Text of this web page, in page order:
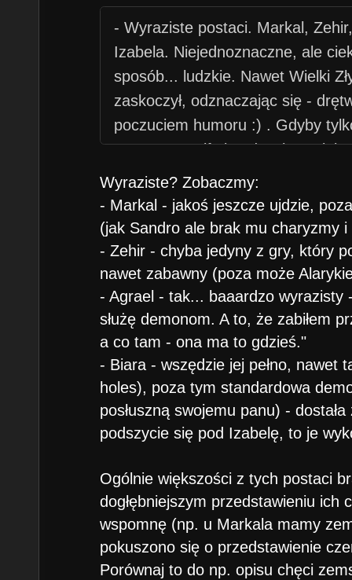
- Wyraziste postaci. Markal,
Izabela. Niejednoznaczne, ale
sposób... ludzkie. Nawet Wielki
zaskoczył, odznaczając się -
poczuciem humoru :) . Gdyby
patetyczne elfy i nudnych w
Wyraziste? Zobaczmy:
- Markal - jakoś jeszcze ujdzie,
(jak Sandro ale brak mu charyzmy
- Zehir - chyba jedyny z gry, który
nawet zabawny (poza może
- Agrael - tak... baaardzo wyrazisty
służę demonom. A to, że zabiłem
a co tam - ona ma to gdzieś."
- Biara - wszędzie jej pełno, nawet
holes), poza tym standardowa
posłuszną swojemu panu) -
podszycie się pod Izabelę, to je
Ogólnie większości z tych postaci
dogłębniejszym przedstawieniu ich
wspomnę (np. u Markala mamy
pokuszono się o przedstawienie
Porównaj to do np. opisu chęci